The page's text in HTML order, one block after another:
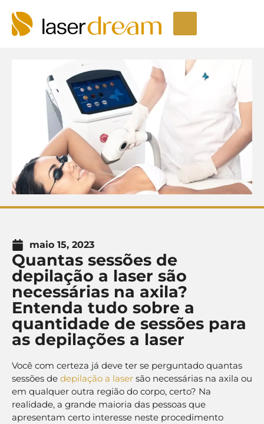
maio 15, 2023
Quantas sessões de
depilação a laser são
necessárias na axila?
Entenda tudo sobre a
quantidade de sessões para
as depilações a laser
Você com certeza já deve ter se perguntado quantas
sessões de depilação a laser são necessárias na axila ou
em qualquer outra região do corpo, certo? Na
realidade, a grande maioria das pessoas que
apresentam certo interesse neste procedimento